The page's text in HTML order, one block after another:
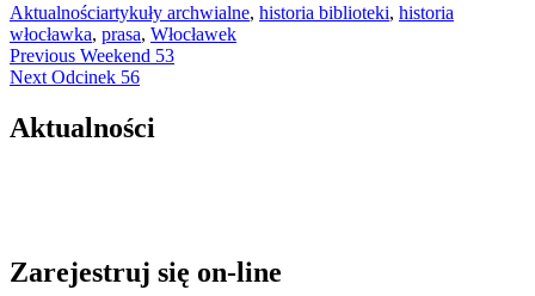
Aktualnościartykuły archwialne, historia biblioteki, historia
włocławka, prasa, Włocławek
Nawigacja
wpisu
Previous Previous
post:
Weekend 53
Next Next
Odcinek 56
Aktualności
Zarejestruj się on-line